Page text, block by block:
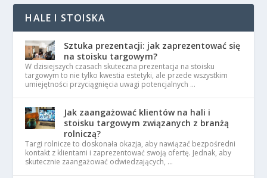
HALE I STOISKA
Sztuka prezentacji: jak zaprezentować się
na stoisku targowym?
W dzisiejszych czasach skuteczna prezentacja na stoisku
targowym to nie tylko kwestia estetyki, ale przede wszystkim
umiejętności przyciągnięcia uwagi potencjalnych …
Jak zaangażować klientów na hali i
stoisku targowym związanych z branżą
rolniczą?
Targi rolnicze to doskonała okazja, aby nawiązać bezpośredni
kontakt z klientami i zaprezentować swoją ofertę. Jednak, aby
skutecznie zaangażować odwiedzających, …